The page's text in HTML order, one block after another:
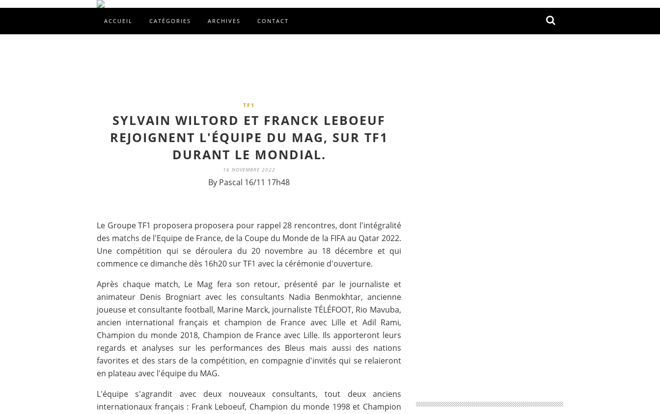
ACCUEIL CATÉGORIES ARCHIVES CONTACT
TF1
SYLVAIN WILTORD ET FRANCK LEBOEUF
REJOIGNENT L'ÉQUIPE DU MAG, SUR TF1
DURANT LE MONDIAL.
16 NOVEMBRE 2022
By Pascal 16/11 17h48
Le Groupe TF1 proposera proposera pour rappel 28 rencontres, dont l'intégralité
des matchs de l'Equipe de France, de la Coupe du Monde de la FIFA au Qatar 2022.
Une compétition qui se déroulera du 20 novembre au 18 décembre et qui
commence ce dimanche dès 16h20 sur TF1 avec la cérémonie d'ouverture.
Après chaque match, Le Mag fera son retour, présenté par le journaliste et
animateur Denis Brogniart avec les consultants Nadia Benmokhtar, ancienne
joueuse et consultante football, Marine Marck, journaliste TÉLÉFOOT, Rio Mavuba,
ancien international français et champion de France avec Lille et Adil Rami,
Champion du monde 2018, Champion de France avec Lille. Ils apporteront leurs
regards et analyses sur les performances des Bleus mais aussi des nations
favorites et des stars de la compétition, en compagnie d'invités qui se relaieront
en plateau avec l'équipe du MAG.
L'équipe s'agrandit avec deux nouveaux consultants, tout deux anciens
internationaux français : Frank Leboeuf, Champion du monde 1998 et Champion